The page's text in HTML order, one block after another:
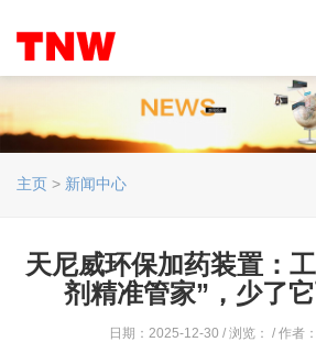
主页 > 新闻中心
天尼威环保加药装置：
剂精准管家”，少了
日期：2025-12-30 / 浏览： / 作者